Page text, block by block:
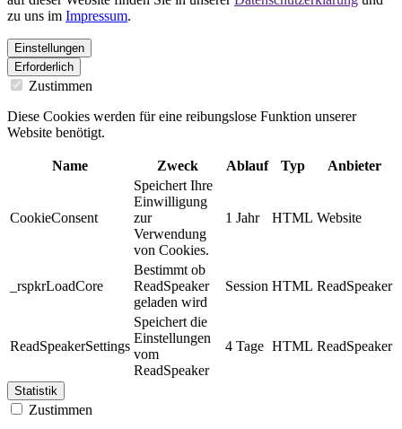
zu uns im Impressum.
Einstellungen
Erforderlich
Zustimmen
Diese Cookies werden für eine reibungslose Funktion unserer
Website benötigt.
Name Zweck Ablauf Typ Anbieter
CookieConsent
Speichert Ihre
Einwilligung
zur
Verwendung
von Cookies.
1 Jahr HTML Website
_rspkrLoadCore
Bestimmt ob
ReadSpeaker
geladen wird
Session HTML ReadSpeaker
ReadSpeakerSettings
Speichert die
Einstellungen
vom
ReadSpeaker
4 Tage HTML ReadSpeaker
Statistik
Zustimmen